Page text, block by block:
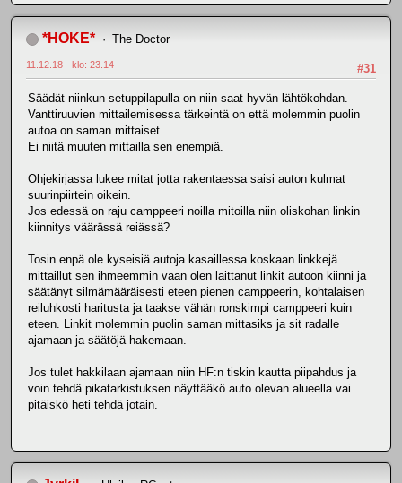
*HOKE* The Doctor
#31
11.12.18 - klo: 23.14
Säädät niinkun setuppilapulla on niin saat hyvän lähtökohdan.
Vanttiruuvien mittailemisessa tärkeintä on että molemmin puolin
autoa on saman mittaiset.
Ei niitä muuten mittailla sen enempiä.
Ohjekirjassa lukee mitat jotta rakentaessa saisi auton kulmat
suurinpiirtein oikein.
Jos edessä on raju camppeeri noilla mitoilla niin oliskohan linkin
kiinnitys väärässä reiässä?
Tosin enpä ole kyseisiä autoja kasaillessa koskaan linkkejä
mittaillut sen ihmeemmin vaan olen laittanut linkit autoon kiinni ja
säätänyt silmämääräisesti eteen pienen camppeerin, kohtalaisen
reiluhkosti haritusta ja taakse vähän ronskimpi camppeeri kuin
eteen. Linkit molemmin puolin saman mittasiks ja sit radalle
ajamaan ja säätöjä hakemaan.
Jos tulet hakkilaan ajamaan niin HF:n tiskin kautta piipahdus ja
voin tehdä pikatarkistuksen näyttääkö auto olevan alueella vai
pitäiskö heti tehdä jotain.